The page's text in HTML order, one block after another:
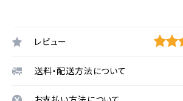
レビュー
送料・配送方法について